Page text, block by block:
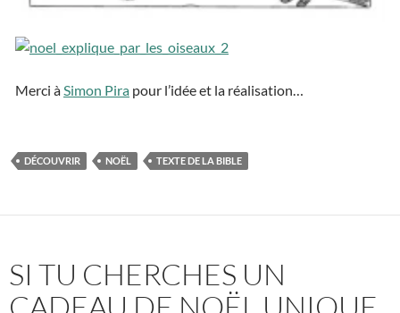
Merci à Simon Pira pour l’idée et la réalisation…
DÉCOUVRIR NOËL TEXTE DE LA BIBLE
SI TU CHERCHES UN